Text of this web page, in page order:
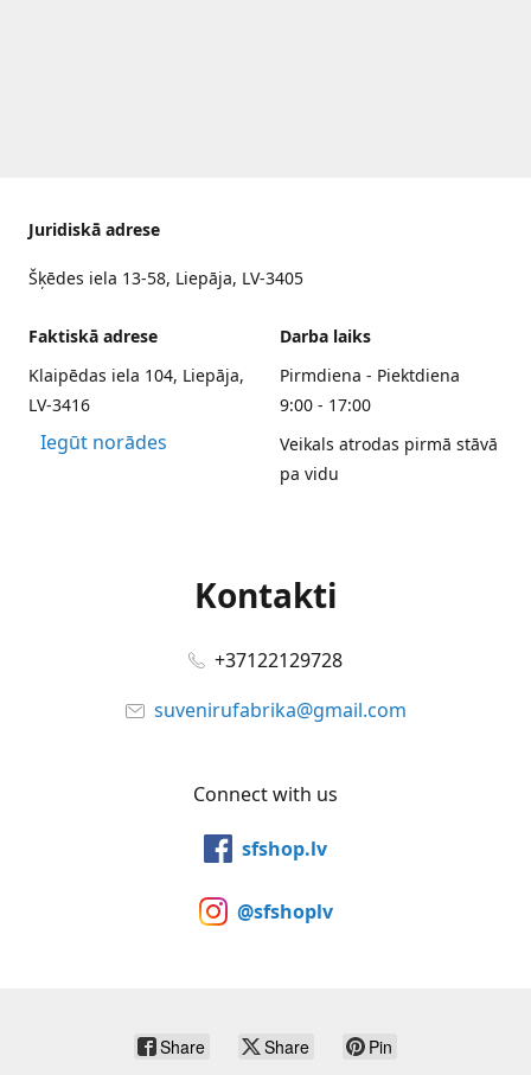
Juridiskā adrese
Šķēdes iela 13-58, Liepāja, LV-3405
Faktiskā adrese
Klaipēdas iela 104, Liepāja,
LV-3416
Iegūt norādes
Darba laiks
Pirmdiena - Piektdiena
9:00 - 17:00
Veikals atrodas pirmā stāvā
pa vidu
Kontakti
+37122129728
suvenirufabrika@gmail.com
Connect with us
sfshop.lv
@sfshoplv
Share Share Pin